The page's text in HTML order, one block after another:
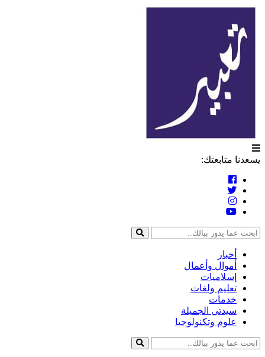
التخطي
المحتوى
يسعدنا متابعتك:
أخبار
أموال وأعمال
إسلاميات
تعليم ولغات
خدمات
سيدتي الجميلة
علوم وتكنولوجيا